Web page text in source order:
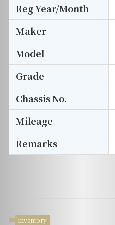
Reg Year/Month
Maker
Model
Grade
Chassis No.
Mileage
Remarks
inventory